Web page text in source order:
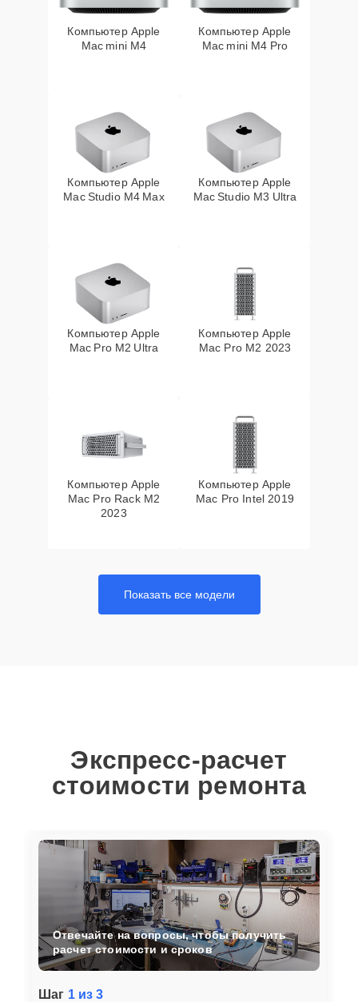
Компьютер Apple
Mac mini M4
Компьютер Apple
Mac mini M4 Pro
Компьютер Apple
Mac Studio M4 Max
Компьютер Apple
Mac Studio M3 Ultra
Компьютер Apple
Mac Pro M2 Ultra
Компьютер Apple
Mac Pro M2 2023
Компьютер Apple
Mac Pro Rack M2
2023
Компьютер Apple
Mac Pro Intel 2019
Показать все модели
Экспресс-расчет
стоимости ремонта
Шаг 1 из 3
Отвечайте на вопросы, чтобы получить
расчет стоимости и сроков